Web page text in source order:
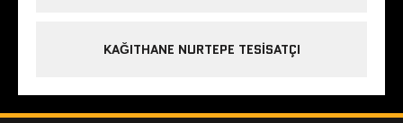
KAĞITHANE NURTEPE TESISATÇI